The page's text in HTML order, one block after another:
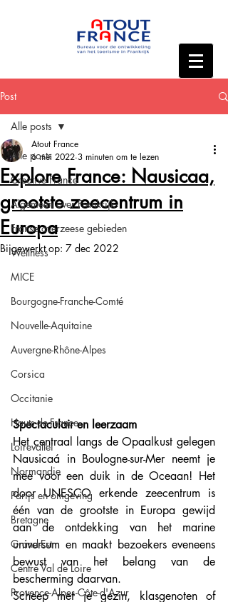
Post
Alle posts
Creative France
Algemeen over Frankrijk
Franse overzeese gebieden
Wellness
MICE
Bourgogne-Franche-Comté
Nouvelle-Aquitaine
Auvergne-Rhône-Alpes
Corsica
Occitanie
Hauts-de-France
Loirevallei
Normandie
Parijs en omgeving
Bretagne
Grand-Est
Centre Val de Loire
Provence-Alpes-Côte-d'Azur
Alle posts
Explore France: Nausicaa,
grootste zeecentrum in
Europa
Atout France
6 mei 2022 3 minuten om te lezen
Bijgewerkt op: 7 dec 2022
Spectaculair en leerzaam
Het centraal langs de Opaalkust gelegen
Nausicaá in Boulogne-sur-Mer neemt je
mee voor een duik in de Oceaan! Het
door UNESCO erkende zeecentrum is
één van de grootste in Europa gewijd
aan de ontdekking van het marine
universum en maakt bezoekers eveneens
bewust van het belang van de
bescherming daarvan.
Scheep met je gezin, klasgenoten of